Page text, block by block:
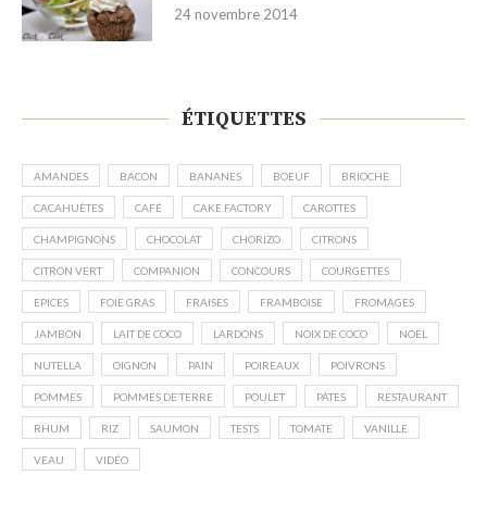
24 novembre 2014
ÉTIQUETTES
AMANDES BACON BANANES BOEUF BRIOCHE
CACAHUÈTES CAFÉ CAKE FACTORY CAROTTES
CHAMPIGNONS CHOCOLAT CHORIZO CITRONS
CITRON VERT COMPANION CONCOURS COURGETTES
EPICES FOIE GRAS FRAISES FRAMBOISE FROMAGES
JAMBON LAIT DE COCO LARDONS NOIX DE COCO NOËL
NUTELLA OIGNON PAIN POIREAUX POIVRONS
POMMES POMMES DE TERRE POULET PÂTES RESTAURANT
RHUM RIZ SAUMON TESTS TOMATE VANILLE
VEAU VIDÉO